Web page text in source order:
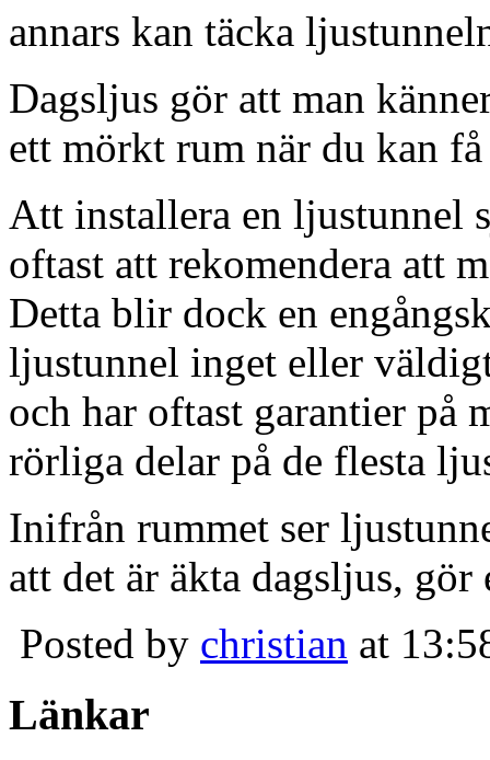
annars kan täcka
Dagsljus gör att man
ett mörkt rum när du kan
Att installera en ljustunnel
oftast att rekomendera att
Detta blir dock en
ljustunnel inget eller
och har oftast garantier på
rörliga delar på de flesta
Inifrån rummet ser
att det är äkta dagsljus,
Posted by christian at
Länkar